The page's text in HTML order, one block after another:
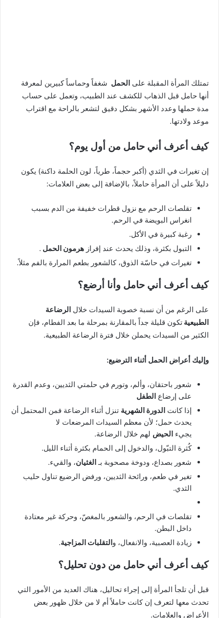
تمتلك المرأة المقبلة على الحمل شغفاً وحماساً كبيرين لمعرفة
أنها حامل قبل الذهاب للكشف عند الطبيب، وتعمل على حساب
مدة حملها وعدد الأشهر بشكل دقيق لتشعر بالراحة مع اقتراب
موعد ولادتها.
كيف أعرف أني حامل من أول يوم؟
إن تغيرات في الثدي (أكبر حجماً، طرياً، لون الحلمة داكنة) يكون
دليلاً على أن المرأة حاملاً، بالإضافة إلى بعض العلامات:
تقلصات الرحم مع نزول قطرات خفيفة من الدم بسبب
انغراس البويضة في الرحم.
رغبة كبيرة في الأكل.
التبول بكثرة، وذلك يحدث عند إفراز هرمون الحمل .
تغيرات في حاسّة الذوق، كالشعور بطعم المرارة بالفم مثلاً.
كيف أعرف أني حامل وأنا أرضع؟
على الرغم من أن نسبة خصوبة السيدات خلال الرضاعة
الطبيعية تكون قليلة جداً بالمقارنة بمرحلة ما بعد الفطام، فإن
الكثير من السيدات يحملن خلال فترة الرضاعة الطبيعية.
وإليك أعراض الحمل أثناء الترضيع:
شعور باحتقان، وألم، وتورم في حلمتي الثديين، وعدم القدرة
على إرضاع الطفل
إذا كانت الدورة الشهرية تنزل أثناء الرضاعة فمن المحتمل أن
يحدث حمل؛ لأن معظم السيدات المرضعات لا
يجيء الحيض لهم خلال الرضاعة.
كُثرة التبّول، والدخول إلى الحمام بكثرة أثناء الليل.
شعور بصداع، ودوخة مصحوبة بـالغثيان، والقيء.
تغير في طعم، ورائحة الثديين، ورفض الرضيع تناول حليب
الثدي.
تقلصات في الرحم، والشعور بالمغصّ، وحركة غير معتادة
داخل البطن.
زيادة العصبية، والانفعال، والتقلبات المزاجية.
كيف أعرف أني حامل من دون تحليل؟
قبل أن تلجأ المرأة إلى إجراء تحاليل، هناك العديد من الأمور التي
تحدث معها لتعرف إن كانت حاملاً أم لا من خلال ظهور بعض
الأعراض والعلامات.